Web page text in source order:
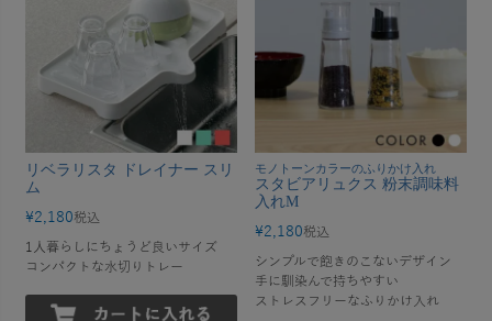
リベラリスタ ドレイナー スリ
ム
¥2,180税込
1人暮らしにちょうど良いサイズ
コンパクトな水切りトレー
モノトーンカラーのふりかけ入れ
スタビアリュクス 粉末調味料
入れM
¥2,180税込
シンプルで飽きのこないデザイン
手に馴染んで持ちやすい
ストレスフリーなふりかけ入れ